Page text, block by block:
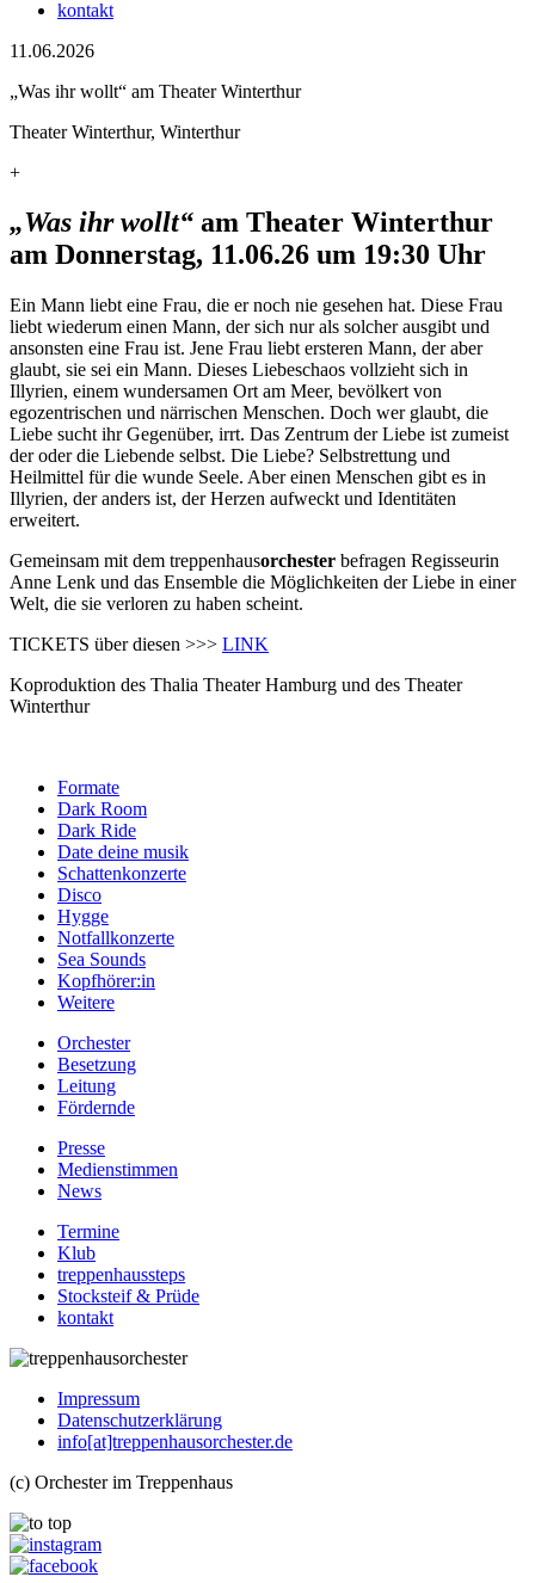
kontakt
11.06.2026
„Was ihr wollt“ am Theater Winterthur
Theater Winterthur, Winterthur
+
„Was ihr wollt“ am Theater Winterthur
am Donnerstag, 11.06.26 um 19:30 Uhr
Ein Mann liebt eine Frau, die er noch nie gesehen hat. Diese Frau
liebt wiederum einen Mann, der sich nur als solcher ausgibt und
ansonsten eine Frau ist. Jene Frau liebt ersteren Mann, der aber
glaubt, sie sei ein Mann. Dieses Liebeschaos vollzieht sich in
Illyrien, einem wundersamen Ort am Meer, bevölkert von
egozentrischen und närrischen Menschen. Doch wer glaubt, die
Liebe sucht ihr Gegenüber, irrt. Das Zentrum der Liebe ist zumeist
der oder die Liebende selbst. Die Liebe? Selbstrettung und
Heilmittel für die wunde Seele. Aber einen Menschen gibt es in
Illyrien, der anders ist, der Herzen aufweckt und Identitäten
erweitert.
Gemeinsam mit dem treppenhausorchester befragen Regisseurin
Anne Lenk und das Ensemble die Möglichkeiten der Liebe in einer
Welt, die sie verloren zu haben scheint.
TICKETS über diesen >>> LINK
Koproduktion des Thalia Theater Hamburg und des Theater
Winterthur
Formate
Dark Room
Dark Ride
Date deine musik
Schattenkonzerte
Disco
Hygge
Notfallkonzerte
Sea Sounds
Kopfhörer:in
Weitere
Orchester
Besetzung
Leitung
Fördernde
Presse
Medienstimmen
News
Termine
Klub
treppenhaussteps
Stocksteif & Prüde
kontakt
Impressum
Datenschutzerklärung
info[at]treppenhausorchester.de
(c) Orchester im Treppenhaus